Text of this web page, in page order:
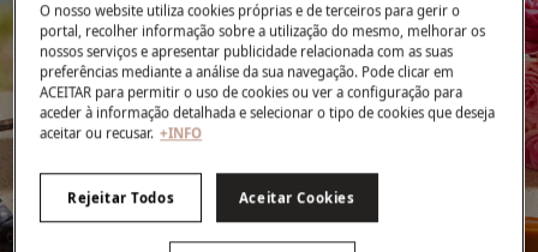
O nosso website utiliza cookies próprias e de terceiros para gerir o
portal, recolher informação sobre a utilização do mesmo, melhorar os
nossos serviços e apresentar publicidade relacionada com as suas
preferências mediante a análise da sua navegação. Pode clicar em
ACEITAR para permitir o uso de cookies ou ver a configuração para
aceder à informação detalhada e selecionar o tipo de cookies que deseja
aceitar ou recusar. +INFO
Rejeitar Todos Aceitar Cookies